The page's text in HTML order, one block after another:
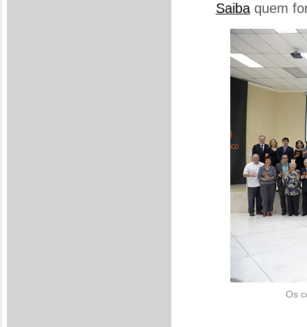
Saibaquem
Os